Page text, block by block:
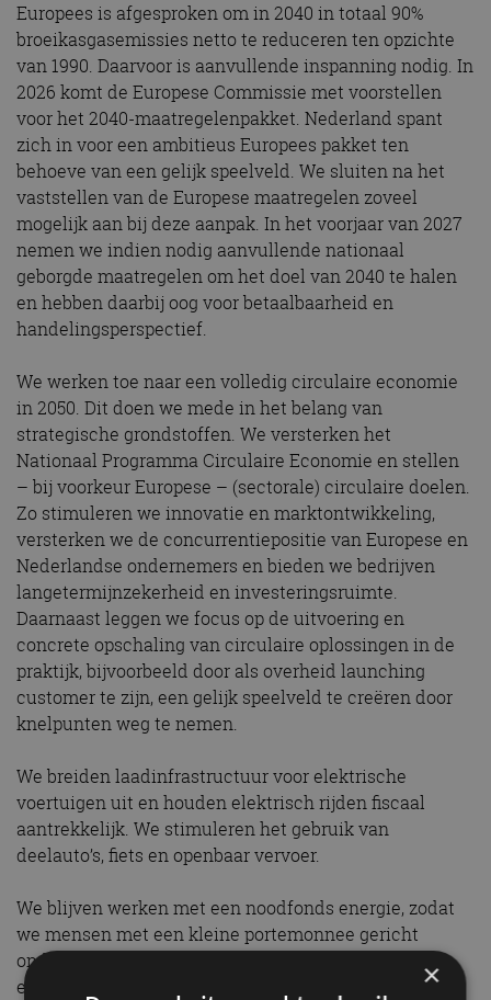
Europees is afgesproken om in 2040 in totaal 90%
broeikasgasemissies netto te reduceren ten opzichte
van 1990. Daarvoor is aanvullende inspanning nodig. In
2026 komt de Europese Commissie met voorstellen
voor het 2040-maatregelenpakket. Nederland spant
zich in voor een ambitieus Europees pakket ten
behoeve van een gelijk speelveld. We sluiten na het
vaststellen van de Europese maatregelen zoveel
mogelijk aan bij deze aanpak. In het voorjaar van 2027
nemen we indien nodig aanvullende nationaal
geborgde maatregelen om het doel van 2040 te halen
en hebben daarbij oog voor betaalbaarheid en
handelingsperspectief.
We werken toe naar een volledig circulaire economie
in 2050. Dit doen we mede in het belang van
strategische grondstoffen. We versterken het
Nationaal Programma Circulaire Economie en stellen
– bij voorkeur Europese – (sectorale) circulaire doelen.
Zo stimuleren we innovatie en marktontwikkeling,
versterken we de concurrentiepositie van Europese en
Nederlandse ondernemers en bieden we bedrijven
langetermijnzekerheid en investeringsruimte.
Daarnaast leggen we focus op de uitvoering en
concrete opschaling van circulaire oplossingen in de
praktijk, bijvoorbeeld door als overheid launching
customer te zijn, een gelijk speelveld te creëren door
knelpunten weg te nemen.
We breiden laadinfrastructuur voor elektrische
voertuigen uit en houden elektrisch rijden fiscaal
aantrekkelijk. We stimuleren het gebruik van
deelauto’s, fiets en openbaar vervoer.
We blijven werken met een noodfonds energie, zodat
we mensen met een kleine portemonnee gericht
ondersteunen bij hun energiekosten terwijl we de
energietransitie versnellen.
×